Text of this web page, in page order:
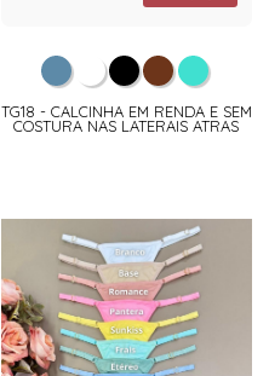
TG18 - CALCINHA EM RENDA E SEM
COSTURA NAS LATERAIS ATRAS